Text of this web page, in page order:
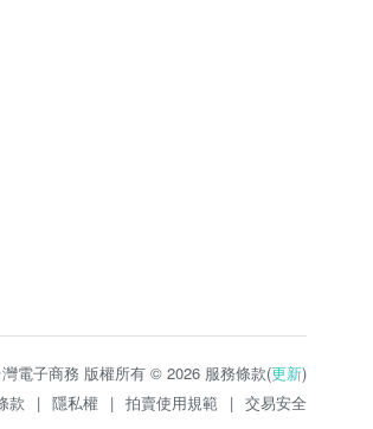
電子商務 版權所有 © 2026 服務條款(更新)
款
| 隱私權 | 拍賣使用規範 | 交易安全